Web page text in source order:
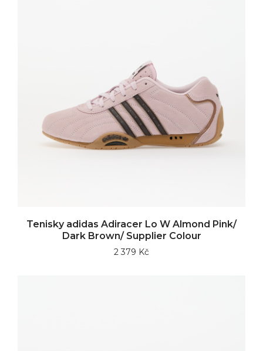
Tenisky adidas Adiracer Lo W Almond Pink/
Dark Brown/ Supplier Colour
2 379 Kč